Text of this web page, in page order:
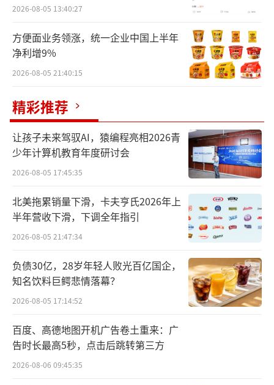
一切辉煌与争议的起点，要回到1987年的
长沙。
彼时，32岁的姜天武被任命为长沙市棉麻
土产公司被服厂厂长，既感压力又忍不住兴
奋。
当时的他已历经生活打磨，从幼年时每日
凌晨起床为病重的父亲打针，到下乡时挑着百
斤公粮徒步十里，再到进厂，锅炉工、电工、
钳工，几乎干遍了所有杂活。
很多年后，每每回想起自己早年的成长经
历，姜天武都还“怕自己控制不住而失态”。
但也正是这些艰辛塑造了他独立顽强的性格，
上任之后，姜天武不甘于做一个平庸的小
厂长。
2026-08-05 13:40:27
方便面业务领涨，统一企业中国上半年
净利增9%
2026-08-05 21:40:15
精彩推荐
让孩子未来驾驭AI，猿编程亮相2026青
少年计算机教育年度研讨会
2026-08-05 17:45:35
北美拖累销量下滑，卡夫亨氏2026年上
半年营收下滑，下调全年指引
2026-08-05 21:47:34
负债30亿，28岁年轻人败光百亿国企，
知名饮料巨鳄悲情落幕？
2026-08-05 17:14:52
百度、高德地图开机广告卷土重来：广
告时长最高5秒，点击后跳转第三方
2026-08-06 09:45:35